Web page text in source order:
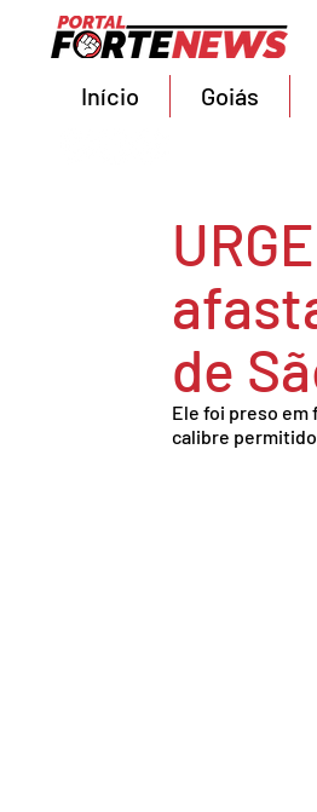
Início
Goiás
de
Ele foi preso em
calibre